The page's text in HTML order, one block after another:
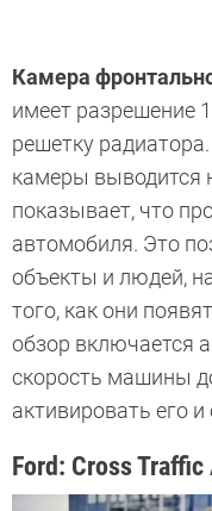
Камера
имеет разрешение
решетку
камеры выводится
показывает, что
автомобиля. Это
объекты и людей,
того, как они
обзор включается
скорость машины
активировать его
Ford: Cross